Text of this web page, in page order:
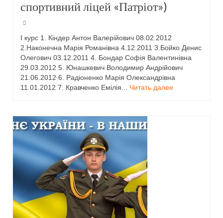
спортивний ліцей «Патріот»)
І курс 1. Кіндер Антон Валерійович 08.02.2012
2.Наконечна Марія Романівна 4.12.2011 3.Бойко Денис
Олегович 03.12.2011 4. Бондар Софія Валентинівна
29.03.2012 5. Юнашкевич Володимир Андрійович
21.06.2012 6. Радіоненко Марія Олександрівна
11.01.2012 7. Кравченко Емілія... Читать далее